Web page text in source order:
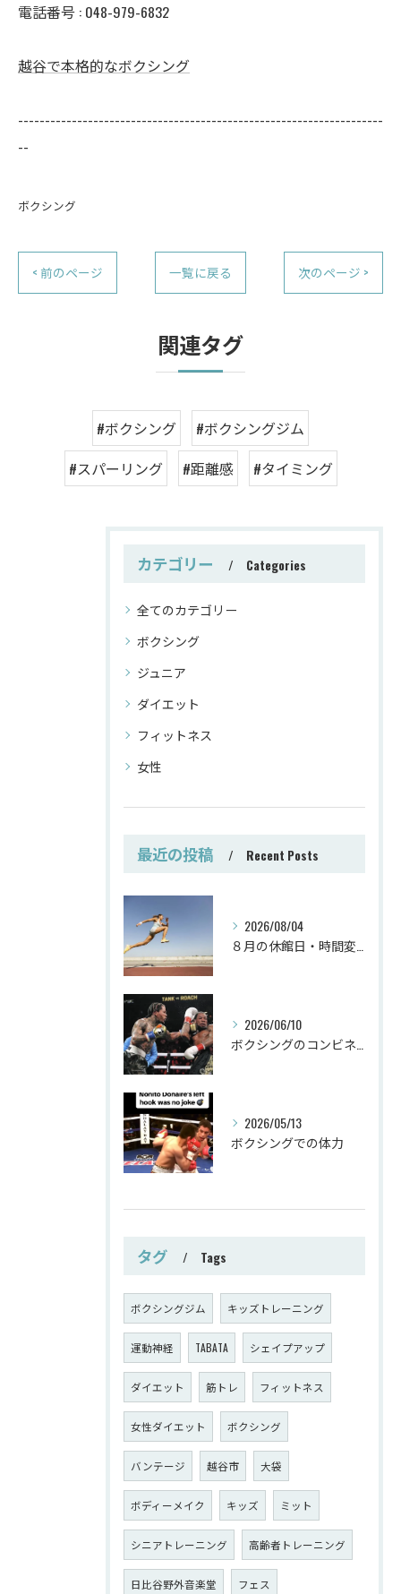
電話番号 : 048-979-6832
越谷で本格的なボクシング
--------------------------------------------------------------------
--
ボクシング
< 前のページ 一覧に戻る 次のページ >
関連タグ
#ボクシング
#ボクシングジム
#スパーリング
#距離感 #タイミング
カテゴリー Categories
全てのカテゴリー
ボクシング
ジュニア
ダイエット
フィットネス
女性
最近の投稿 Recent Posts
2026/08/04
2026/06/10
2026/05/13
ボクシングでの体力
タグ Tags
ボクシングジム キッズトレーニング
運動神経 TABATA シェイプアップ
ダイエット 筋トレ フィットネス
女性ダイエット ボクシング
バンテージ 越谷市 大袋
ボディーメイク キッズ ミット
シニアトレーニング 高齢者トレーニング
日比谷野外音楽堂 フェス